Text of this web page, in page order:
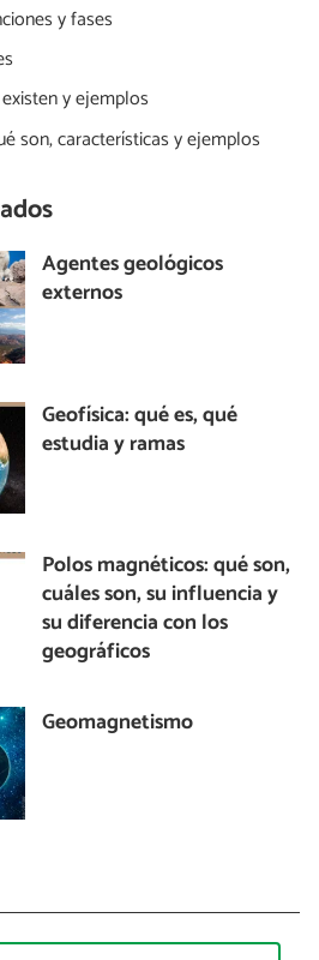
y fases
y ejemplos
son, características y ejemplos
Agentes geológicos
externos
Geofísica: qué es, qué
estudia y ramas
Polos magnéticos: qué son,
cuáles son, su influencia y
su diferencia con los
geográficos
Geomagnetismo